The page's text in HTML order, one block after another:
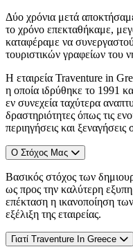
Δύο χρόνια μετά
το χρόνο επεκταθήκαμε,
καταφέραμε να
τουριστικών γραφείων του
Η εταιρεία Traventure in
η οποία ιδρύθηκε το 1991
εν συνεχεία ταχύτερα
δραστηριότητες όπως τις
περιηγήσεις και
Ο Στόχος Μας
Βασικός στόχος των
ως προς την καλύτερη
επέκταση η ικανοποίηση
εξέλιξη της εταιρείας.
Γιατί Traventure In Greece